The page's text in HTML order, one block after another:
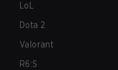
LoL
Dota 2
Valorant
R6:S